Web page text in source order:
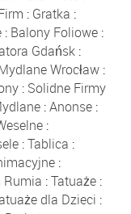
: Gratka :
: Balony Foliowe :
Gdańsk :
Wrocław:
: Solidne Firmy
:Anonse:
:
:Tablica :
:
Rumia :Tatuaże:
dla Dzieci :